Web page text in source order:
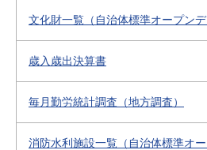
文化財一覧（自治体標準オープンデ
歳入歳出決算書
毎月勤労統計調査（地方調査）
消防水利施設一覧（自治体標準オー